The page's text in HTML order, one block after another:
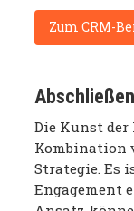
Zum CRM-
Die Kunst
Kombination
Strategie. Es
Engagement